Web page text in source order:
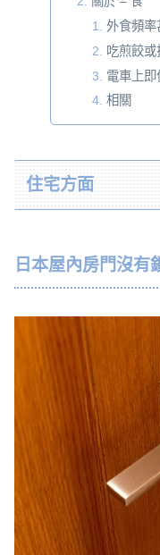
外食頻率
吃煎餃
電車上
相關
住宅方面
日本屋內房門沒有